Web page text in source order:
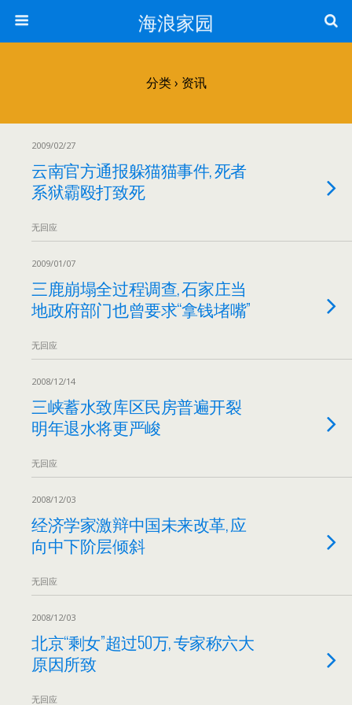
海浪家园
分类 › 资讯
2009/02/27
云南官方通报躲猫猫事件, 死者
系狱霸殴打致死
无回应
2009/01/07
三鹿崩塌全过程调查, 石家庄当
地政府部门也曾要求“拿钱堵嘴”
无回应
2008/12/14
三峡蓄水致库区民房普遍开裂
明年退水将更严峻
无回应
2008/12/03
经济学家激辩中国未来改革, 应
向中下阶层倾斜
无回应
2008/12/03
北京“剩女”超过50万, 专家称六大
原因所致
无回应